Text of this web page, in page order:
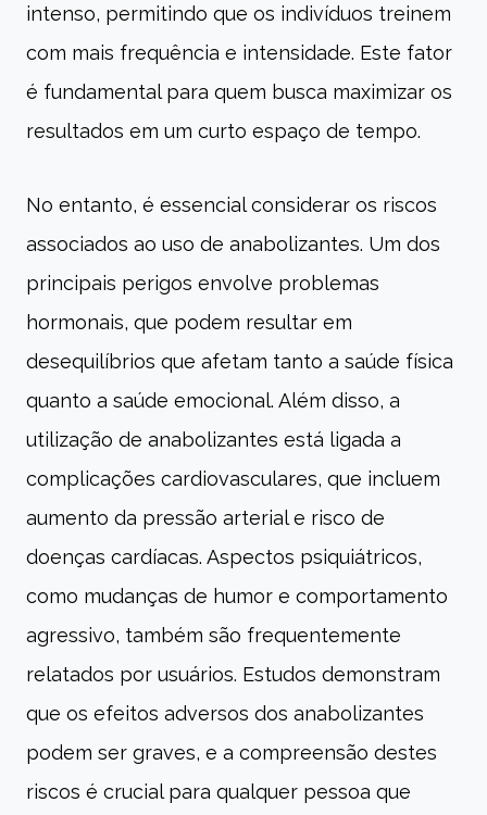
intenso, permitindo que os indivíduos treinem
com mais frequência e intensidade. Este fator
é fundamental para quem busca maximizar os
resultados em um curto espaço de tempo.
No entanto, é essencial considerar os riscos
associados ao uso de anabolizantes. Um dos
principais perigos envolve problemas
hormonais, que podem resultar em
desequilíbrios que afetam tanto a saúde física
quanto a saúde emocional. Além disso, a
utilização de anabolizantes está ligada a
complicações cardiovasculares, que incluem
aumento da pressão arterial e risco de
doenças cardíacas. Aspectos psiquiátricos,
como mudanças de humor e comportamento
agressivo, também são frequentemente
relatados por usuários. Estudos demonstram
que os efeitos adversos dos anabolizantes
podem ser graves, e a compreensão destes
riscos é crucial para qualquer pessoa que